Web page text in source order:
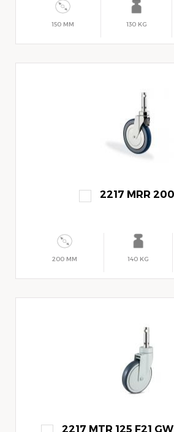
150 MM 130 KG
2217 MRR
200 MM 140 KG
2217 MTR 125 F21